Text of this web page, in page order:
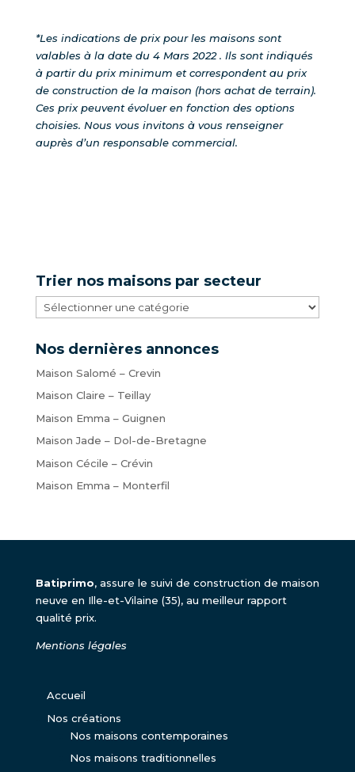
*Les indications de prix pour les maisons sont
valables à la date du 4 Mars 2022 . Ils sont indiqués
à partir du prix minimum et correspondent au prix
de construction de la maison (hors achat de terrain).
Ces prix peuvent évoluer en fonction des options
choisies. Nous vous invitons à vous renseigner
auprès d’un responsable commercial.
Trier nos maisons par secteur
Trier
nos
par
secteur
Nos dernières annonces
Maison Salomé – Crevin
Maison Claire – Teillay
Maison Emma – Guignen
Maison Jade – Dol-de-Bretagne
Maison Cécile – Crévin
Maison Emma – Monterfil
Batiprimo, assure le suivi de construction de maison
neuve en Ille-et-Vilaine (35), au meilleur rapport
qualité prix.
Mentions légales
Accueil
Nos créations
Nos maisons contemporaines
Nos maisons traditionnelles